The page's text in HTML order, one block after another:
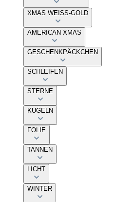
XMAS WEISS-GOLD
AMERICAN XMAS
GESCHENKPÄCKCHEN
SCHLEIFEN
STERNE
KUGELN
FOLIE
TANNEN
LICHT
WINTER